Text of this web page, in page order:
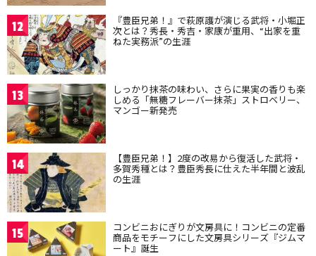
12 『豊臣兄弟！』で萩原護が演じる武将・小堀正
次とは？秀長・秀吉・家康が重用、“出家を重
ねた実務派”の生涯
13 しっかり抹茶の味わい、さらに果実の香りも楽
しめる「無糖フレーバー抹茶」ストロベリー、
マンゴー新発売
14 【豊臣兄弟！】2度の改易から復活した武将・
多賀秀種とは？豊臣秀長に仕えた半年間と波乱
の生涯
15 コンビニおにぎりが文房具に！コンビニの定番
商品をモチーフにした文房具シリーズ『ジムマ
ート』誕生